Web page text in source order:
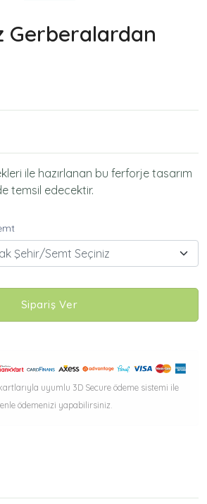
Gerberalardan
ile hazırlanan bu ferforje tasarım
temsil edecektir.
Şehir/Semt Seçiniz
Sipariş Ver
uyumlu 3D Secure ödeme sistemi ile
ödemenizi yapabilirsiniz.